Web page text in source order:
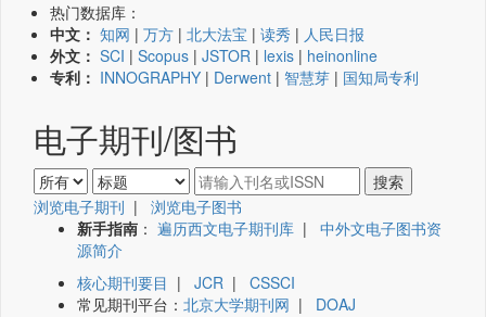
热门数据库：
中文： 知网 | 万方 | 北大法宝 | 读秀 | 人民日报
外文： SCI | Scopus | JSTOR | lexis | heinonline
专利： INNOGRAPHY | Derwent | 智慧芽 | 国知局专利
电子期刊/图书
浏览电子期刊 | 浏览电子图书
新手指南 ： 遍历西文电子期刊库 | 中外文电子图书资
源简介
核心期刊要目 | JCR | CSSCI
常见期刊平台： 北京大学期刊网 | DOAJ